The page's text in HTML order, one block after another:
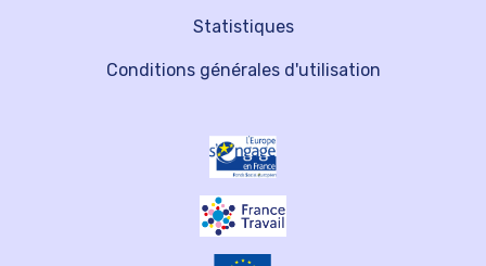
Statistiques
Conditions générales d'utilisation